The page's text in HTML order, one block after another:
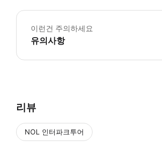
이런건 주의하세요
유의사항
리뷰
NOL 인터파크투어